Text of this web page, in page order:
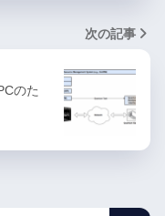
次の記事
のた